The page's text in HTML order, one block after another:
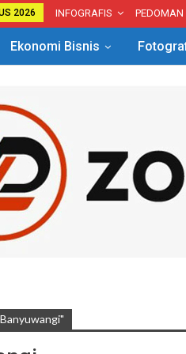
2026 INFOGRAFIS PEDOMAN
Ekonomi Bisnis